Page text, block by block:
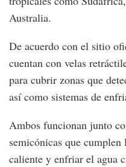
Australia.
De acuerdo con el sitio
cuentan con velas
para cubrir zonas que
así como sistemas de
Ambos funcionan junto
semicónicas que
caliente y enfriar el agua